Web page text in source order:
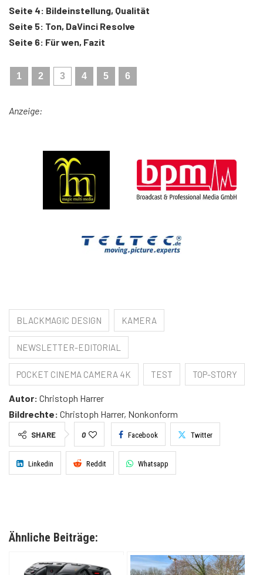
Seite 4: Bildeinstellung, Qualität
Seite 5: Ton, DaVinci Resolve
Seite 6: Für wen, Fazit
1 2 3 4 5 6
Anzeige:
BLACKMAGIC DESIGN KAMERA
NEWSLETTER-EDITORIAL
POCKET CINEMA CAMERA 4K TEST TOP-STORY
Autor: Christoph Harrer
Bildrechte: Christoph Harrer, Nonkonform
SHARE 0 Facebook Twitter
Linkedin Reddit Whatsapp
Ähnliche Beiträge: